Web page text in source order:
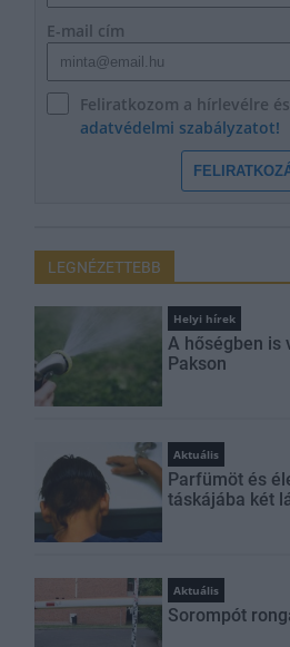
E-mail cím
Feliratkozom a hírlevélre
adatvédelmi szabályzatot!
LEGNÉZETTEBB
Helyi hírek
A hőségben is
Pakson
Aktuális
Parfümöt és
táskájába két
Aktuális
Sorompót